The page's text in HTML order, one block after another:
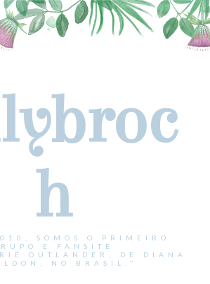
h
SOMOS O PRIMEIRO
E FANSITE
OUTLANDER, DE DIANA
NO BRASIL."